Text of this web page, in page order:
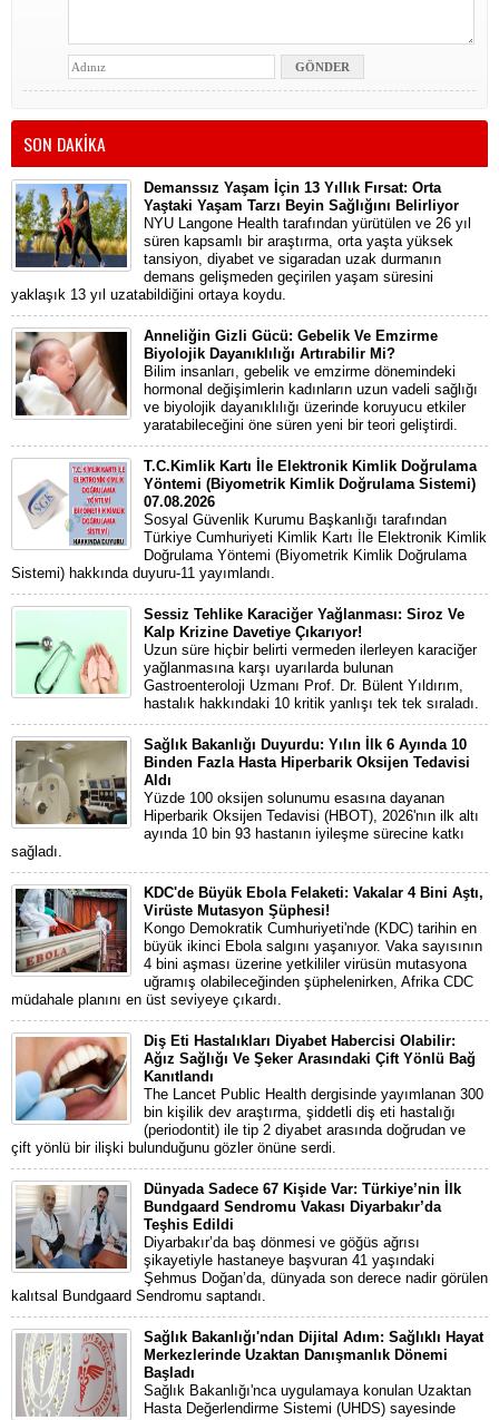
SON DAKİKA
Demanssız Yaşam İçin 13 Yıllık Fırsat: Orta
Yaştaki Yaşam Tarzı Beyin Sağlığını Belirliyor
NYU Langone Health tarafından yürütülen ve 26 yıl
süren kapsamlı bir araştırma, orta yaşta yüksek
tansiyon, diyabet ve sigaradan uzak durmanın
demans gelişmeden geçirilen yaşam süresini
yaklaşık 13 yıl uzatabildiğini ortaya koydu.
Anneliğin Gizli Gücü: Gebelik Ve Emzirme
Biyolojik Dayanıklılığı Artırabilir Mi?
Bilim insanları, gebelik ve emzirme dönemindeki
hormonal değişimlerin kadınların uzun vadeli sağlığı
ve biyolojik dayanıklılığı üzerinde koruyucu etkiler
yaratabileceğini öne süren yeni bir teori geliştirdi.
T.C.Kimlik Kartı İle Elektronik Kimlik Doğrulama
Yöntemi (Biyometrik Kimlik Doğrulama Sistemi)
07.08.2026
Sosyal Güvenlik Kurumu Başkanlığı tarafından
Türkiye Cumhuriyeti Kimlik Kartı İle Elektronik Kimlik
Doğrulama Yöntemi (Biyometrik Kimlik Doğrulama
Sistemi) hakkında duyuru-11 yayımlandı.
Sessiz Tehlike Karaciğer Yağlanması: Siroz Ve
Kalp Krizine Davetiye Çıkarıyor!
Uzun süre hiçbir belirti vermeden ilerleyen karaciğer
yağlanmasına karşı uyarılarda bulunan
Gastroenteroloji Uzmanı Prof. Dr. Bülent Yıldırım,
hastalık hakkındaki 10 kritik yanlışı tek tek sıraladı.
Sağlık Bakanlığı Duyurdu: Yılın İlk 6 Ayında 10
Binden Fazla Hasta Hiperbarik Oksijen Tedavisi
Aldı
Yüzde 100 oksijen solunumu esasına dayanan
Hiperbarik Oksijen Tedavisi (HBOT), 2026'nın ilk altı
ayında 10 bin 93 hastanın iyileşme sürecine katkı
sağladı.
KDC'de Büyük Ebola Felaketi: Vakalar 4 Bini Aştı,
Virüste Mutasyon Şüphesi!
Kongo Demokratik Cumhuriyeti'nde (KDC) tarihin en
büyük ikinci Ebola salgını yaşanıyor. Vaka sayısının
4 bini aşması üzerine yetkililer virüsün mutasyona
uğramış olabileceğinden şüphelenirken, Afrika CDC
müdahale planını en üst seviyeye çıkardı.
Diş Eti Hastalıkları Diyabet Habercisi Olabilir:
Ağız Sağlığı Ve Şeker Arasındaki Çift Yönlü Bağ
Kanıtlandı
The Lancet Public Health dergisinde yayımlanan 300
bin kişilik dev araştırma, şiddetli diş eti hastalığı
(periodontit) ile tip 2 diyabet arasında doğrudan ve
çift yönlü bir ilişki bulunduğunu gözler önüne serdi.
Dünyada Sadece 67 Kişide Var: Türkiye’nin İlk
Bundgaard Sendromu Vakası Diyarbakır’da
Teşhis Edildi
Diyarbakır’da baş dönmesi ve göğüs ağrısı
şikayetiyle hastaneye başvuran 41 yaşındaki
Şehmus Doğan’da, dünyada son derece nadir görülen
kalıtsal Bundgaard Sendromu saptandı.
Sağlık Bakanlığı'ndan Dijital Adım: Sağlıklı Hayat
Merkezlerinde Uzaktan Danışmanlık Dönemi
Başladı
Sağlık Bakanlığı'nca uygulamaya konulan Uzaktan
Hasta Değerlendirme Sistemi (UHDS) sayesinde